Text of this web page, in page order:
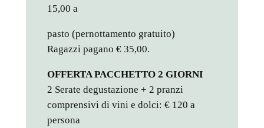
15,00 a
pasto (pernottamento gratuito)
Ragazzi pagano € 35,00.
OFFERTA PACCHETTO 2 GIORNI
2 Serate degustazione + 2 pranzi
comprensivi di vini e dolci: € 120 a
persona